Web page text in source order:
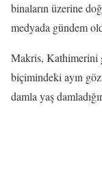
binaların üzerine
medyada gündem
Makris, Kathimerini
biçimindeki ayın
damla yaş